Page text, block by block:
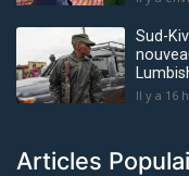
Sud-
Il y a 16
Articles